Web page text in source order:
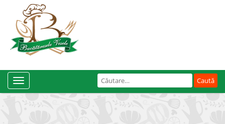
Caută
după:
Toggle
Navigation